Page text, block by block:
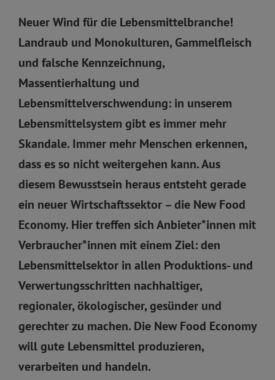
Neuer Wind für die Lebensmittelbranche!
Landraub und Monokulturen, Gammelfleisch
und falsche Kennzeichnung,
Massentierhaltung und
Lebensmittelverschwendung: in unserem
Lebensmittelsystem gibt es immer mehr
Skandale. Immer mehr Menschen erkennen,
dass es so nicht weitergehen kann. Aus
diesem Bewusstsein heraus entsteht gerade
ein neuer Wirtschaftssektor – die New Food
Economy. Hier treffen sich Anbieter*innen mit
Verbraucher*innen mit einem Ziel: den
Lebensmittelsektor in allen Produktions- und
Verwertungsschritten nachhaltiger,
regionaler, ökologischer, gesünder und
gerechter zu machen. Die New Food Economy
will gute Lebensmittel produzieren,
verarbeiten und handeln.